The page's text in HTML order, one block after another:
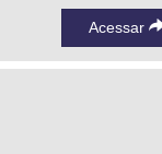
Acessar